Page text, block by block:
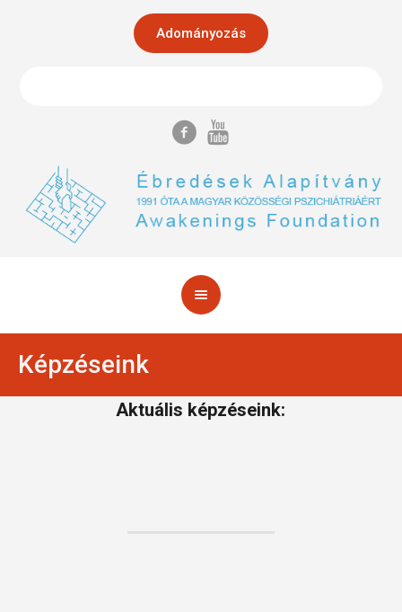
Adományozás
Képzéseink
Aktuális képzéseink: